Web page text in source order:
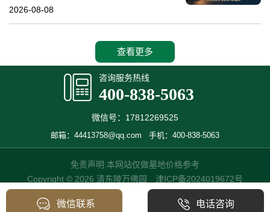
陵万佛园电话:400-838-5063清东陵万佛园，作
2026-08-08
查看更多
咨询服务热线
400-838-5063
微信号：17812269525
邮箱：44413758@qq.com 手机：400-838-5063
免责声明:本网站仅做墓地价格参考
Copyright © 2026 清东陵万佛园 津ICP备2024019672号
微信联系 电话咨询